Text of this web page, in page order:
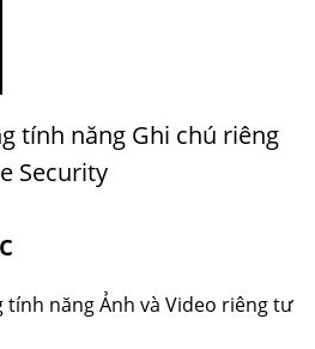
tính năng Ghi chú riêng
Security
năng Ảnh và Video riêng tư